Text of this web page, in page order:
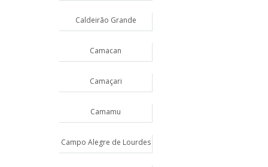
Caldeirão Grande
Camacan
Camaçari
Camamu
Campo Alegre de Lourdes